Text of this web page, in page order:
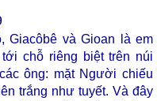
Giacôbê và Gioan là em
chỗ riêng biệt trên núi
ông: mặt Người chiếu
trắng như tuyết. Và đây